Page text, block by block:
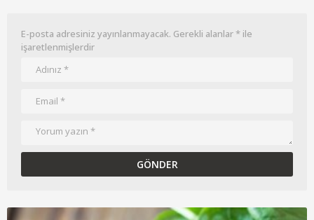
E-posta adresiniz yayınlanmayacak. Gerekli alanlar* ile
işaretlenmişlerdir